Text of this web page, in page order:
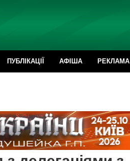
ПУБЛІКАЦІЇ АФІША РЕКЛАМА